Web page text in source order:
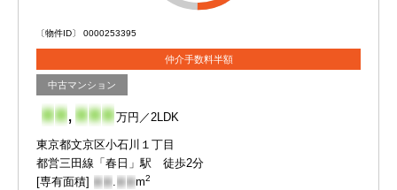
〔物件ID〕 0000253395
仲介手数料半額
中古マンション
- - ,- - - 万円／2LDK
東京都文京区小石川１丁目
都営三田線「春日」駅 徒歩2分
[専有面積] - - .- - m2